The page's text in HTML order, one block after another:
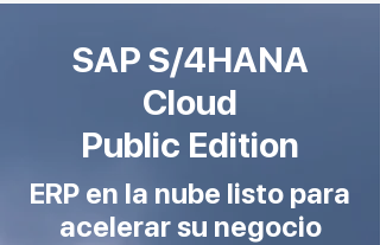
SAP S/4HANA
Cloud
Public Edition
ERP en la nube listo para
acelerar su negocio